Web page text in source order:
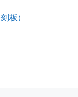
板）